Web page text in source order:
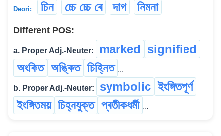
Deori: চিন চ্চে চ্চে ৰে দাগ নিমনা
Different POS:
a. Proper Adj.-Neuter: marked
signified
অংকিত অঙ্কিত চিহ্নিত ...
b. Proper Adj.-Neuter: symbolic ইংঙ্গিতপূৰ্ণ
ইংঙ্গিতময় চিহ্নযুক্ত প্ৰতীকধৰ্মী ...